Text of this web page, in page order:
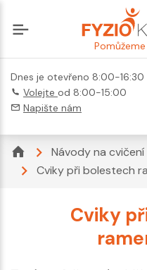
Dnes je otevřeno 8:00-16:30
Volejte od 8:00-15:00
Napište nám
Návody na cvičení
Cviky při bolestech
Cviky